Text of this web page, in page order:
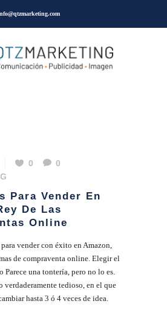
0
0
Para Vender En
De Las
Online
vender con éxito en Amazon,
de compraventa online. Elegir el
Parece una tontería, pero no lo es.
verdaderamente tedioso, en el que
hasta 3 ó 4 veces de idea.